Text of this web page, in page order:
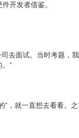
开发者借鉴。
去面试。当时考题，
”
”，就一直想去看看